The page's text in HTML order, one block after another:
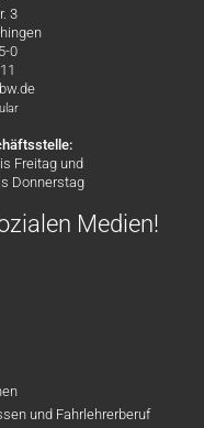
3
0
Freitag und
Donnerstag
Medien!
und Fahrlehrerberuf